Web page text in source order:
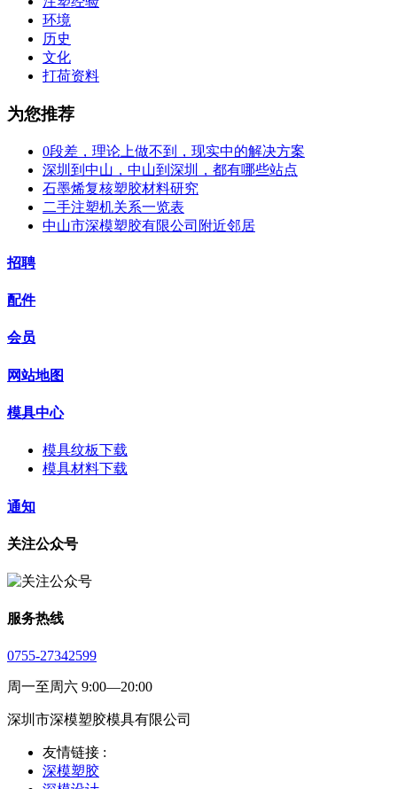
环境
历史
文化
打荷资料
为您推荐
0段差，理论上做不到，现实中的解决方案
深圳到中山，中山到深圳，都有哪些站点
石墨烯复核塑胶材料研究
二手注塑机关系一览表
中山市深模塑胶有限公司附近邻居
招聘
配件
会员
网站地图
模具中心
模具纹板下载
模具材料下载
通知
关注公众号
服务热线
0755-27342599
周一至周六 9:00—20:00
深圳市深模塑胶模具有限公司
友情链接 :
深模塑胶